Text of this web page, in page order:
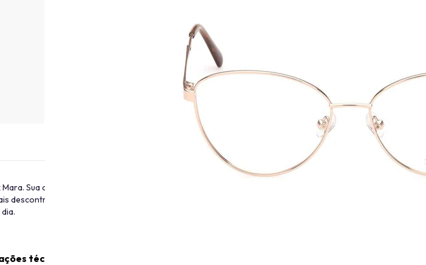
Sua criação foi baseada no conceito de acompanhar as mudanças da sociedade e as tendências da
descontraído. O objetivo da linha é se aproximar da moda transversal, entender a realidade e o cotidiano
técnicas